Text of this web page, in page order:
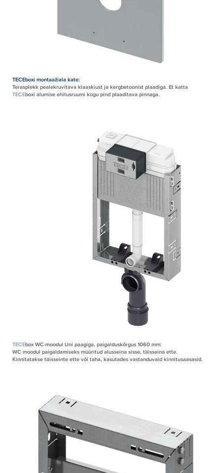
TECEboxi montaažiala kate:
Terasplekk pealekruvitava klaaskiust ja kergbetoonist plaadiga. Et katta
TECEboxi alumise ehitusruumi kogu pind plaaditava pinnaga.
TECEbox WC-moodul Uni paagiga, paigalduskõrgus 1060 mm:​​​​​​
WC moodul paigaldamiseks müüritud alusseina sisse, täisseina ette.
Kinnitatakse täisseinte ette või taha, kasutades vastanduvaid kinnitusaasasid.